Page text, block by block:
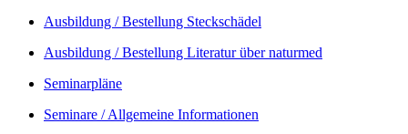
Ausbildung / Bestellung Steckschädel
Ausbildung / Bestellung Literatur über naturmed
Seminarpläne
Seminare / Allgemeine Informationen